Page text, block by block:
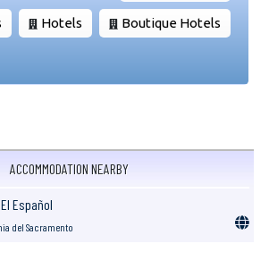
Hotels Boutique Hotels
ACCOMMODATION NEARBY
Español
del Sacramento